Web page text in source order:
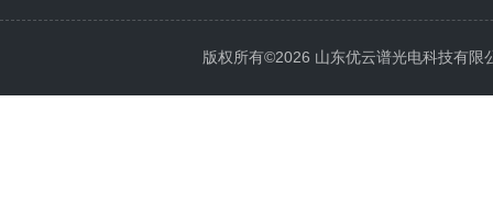
版权所有©2026 山东优云谱光电科技有